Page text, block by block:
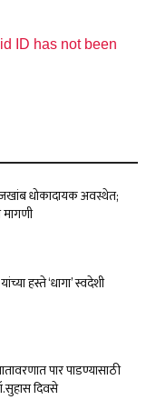
ID has not been
धोकादायक अवस्थेत;
मागणी
हस्ते ‘धागा’ स्वदेशी
पार पाडण्यासाठी
दिवसे